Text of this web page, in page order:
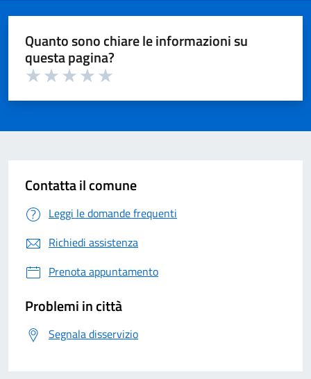
Quanto sono chiare le informazioni su
questa pagina?
Contatta il comune
Leggi le domande frequenti
Richiedi assistenza
Prenota appuntamento
Problemi in città
Segnala disservizio